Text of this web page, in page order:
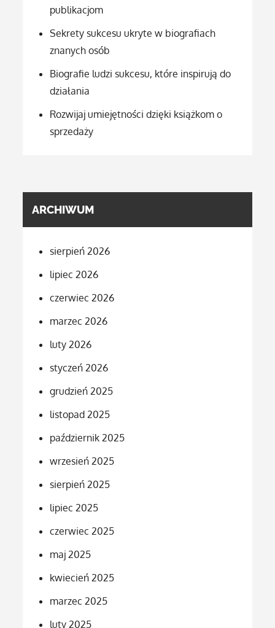
publikacjom
Sekrety sukcesu ukryte w biografiach
znanych osób
Biografie ludzi sukcesu, które inspirują do
działania
Rozwijaj umiejętności dzięki książkom o
sprzedaży
ARCHIWUM
sierpień 2026
lipiec 2026
czerwiec 2026
marzec 2026
luty 2026
styczeń 2026
grudzień 2025
listopad 2025
październik 2025
wrzesień 2025
sierpień 2025
lipiec 2025
czerwiec 2025
maj 2025
kwiecień 2025
marzec 2025
luty 2025